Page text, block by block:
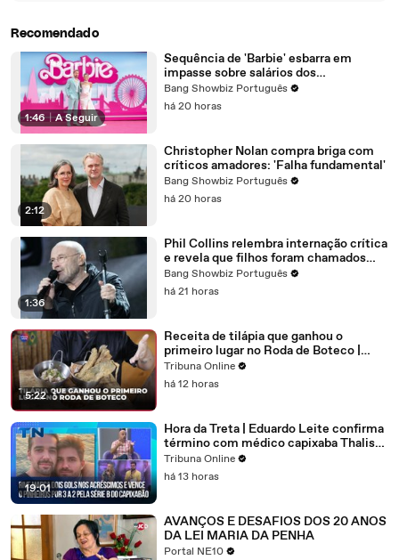
Recomendado
1:46 | A Seguir
Sequência de 'Barbie' esbarra em
impasse sobre salários dos
protagonistas
Bang Showbiz Português
há 20 horas
2:12
Christopher Nolan compra briga com
críticos amadores: 'Falha fundamental'
Bang Showbiz Português
há 20 horas
1:36
Phil Collins relembra internação crítica
e revela que filhos foram chamados
para se despedir
Bang Showbiz Português
há 21 horas
5:22
Receita de tilápia que ganhou o
primeiro lugar no Roda de Boteco |
Como Fazer
Tribuna Online
há 12 horas
19:01
Hora da Treta | Eduardo Leite confirma
término com médico capixaba Thalis
Bolzan
Tribuna Online
há 13 horas
AVANÇOS E DESAFIOS DOS 20 ANOS
DA LEI MARIA DA PENHA
Portal NE10